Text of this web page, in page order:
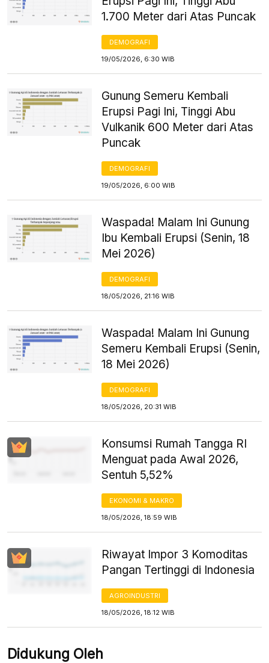
1.700 Meter dari Atas Puncak
DEMOGRAFI
19/05/2026, 6:30 WIB
Gunung Semeru Kembali
Erupsi Pagi Ini, Tinggi Abu
Vulkanik 600 Meter dari Atas
Puncak
DEMOGRAFI
19/05/2026, 6:00 WIB
Waspada! Malam Ini Gunung
Ibu Kembali Erupsi (Senin, 18
Mei 2026)
DEMOGRAFI
18/05/2026, 21:16 WIB
Waspada! Malam Ini Gunung
Semeru Kembali Erupsi (Senin,
18 Mei 2026)
DEMOGRAFI
18/05/2026, 20:31 WIB
Konsumsi Rumah Tangga RI
Menguat pada Awal 2026,
Sentuh 5,52%
EKONOMI & MAKRO
18/05/2026, 18:59 WIB
Riwayat Impor 3 Komoditas
Pangan Tertinggi di Indonesia
AGROINDUSTRI
18/05/2026, 18:12 WIB
Didukung Oleh